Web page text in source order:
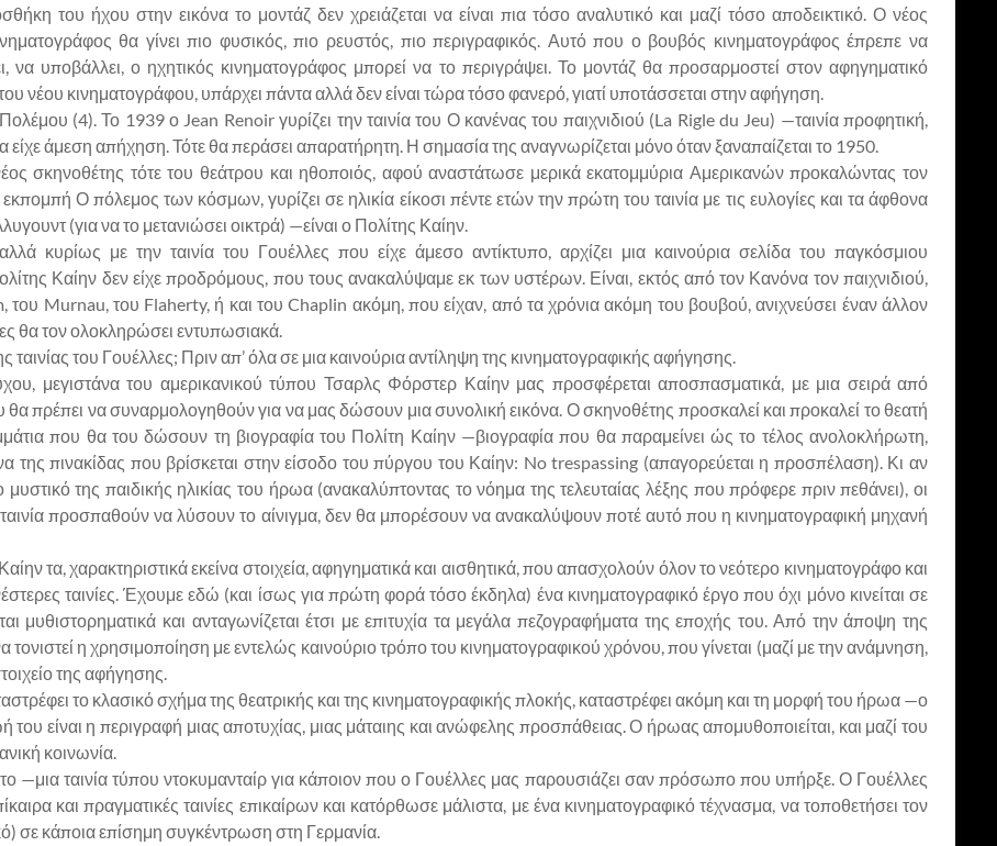
του ήχου στην εικόνα το μοντάζ δεν χρειάζεται να είναι πια τόσο αναλυτικό και μαζί τόσο αποδεικτικό. Ο νέος
θα γίνει πιο φυσικός, πιο ρευστός, πιο περιγραφικός. Αυτό που ο βουβός κινηματογράφος έπρεπε να
να υποβάλλει, ο ηχητικός κινηματογράφος μπορεί να το περιγράψει. Το μοντάζ θα προσαρμοστεί στον αφηγηματικό
νέου κινηματογράφου, υπάρχει πάντα αλλά δεν είναι τώρα τόσο φανερό, γιατί υποτάσσεται στην αφήγηση.
(4). Το 1939 ο Jean Renoir γυρίζει την ταινία του Ο κανένας του παιχνιδιού (La Rigle du Jeu) —ταινία προφητική,
άμεση απήχηση. Τότε θα περάσει απαρατήρητη. Η σημασία της αναγνωρίζεται μόνο όταν ξαναπαίζεται το 1950.
σκηνοθέτης τότε του θεάτρου και ηθοποιός, αφού αναστάτωσε μερικά εκατομμύρια Αμερικανών προκαλώντας τον
Ο πόλεμος των κόσμων, γυρίζει σε ηλικία είκοσι πέντε ετών την πρώτη του ταινία με τις ευλογίες και τα άφθονα
(για να το μετανιώσει οικτρά) —είναι ο Πολίτης Καίην.
κυρίως με την ταινία του Γουέλλες που είχε άμεσο αντίκτυπο, αρχίζει μια καινούρια σελίδα του παγκόσμιου
Καίην δεν είχε προδρόμους, που τους ανακαλύψαμε εκ των υστέρων. Είναι, εκτός από τον Κανόνα τον παιχνιδιού,
του Murnau, του Flaherty, ή και του Chaplin ακόμη, που είχαν, από τα χρόνια ακόμη του βουβού, ανιχνεύσει έναν άλλον
θα τον ολοκληρώσει εντυπωσιακά.
ταινίας του Γουέλλες; Πριν απ’ όλα σε μια καινούρια αντίληψη της κινηματογραφικής αφήγησης.
μεγιστάνα του αμερικανικού τύπου Τσαρλς Φόρστερ Καίην μας προσφέρεται αποσπασματικά, με μια σειρά από
πρέπει να συναρμολογηθούν για να μας δώσουν μια συνολική εικόνα. Ο σκηνοθέτης προσκαλεί και προκαλεί το θεατή
που θα του δώσουν τη βιογραφία του Πολίτη Καίην —βιογραφία που θα παραμείνει ώς το τέλος ανολοκλήρωτη,
της πινακίδας που βρίσκεται στην είσοδο του πύργου του Καίην: No trespassing (απαγορεύεται η προσπέλαση). Κι αν
της παιδικής ηλικίας του ήρωα (ανακαλύπτοντας το νόημα της τελευταίας λέξης που πρόφερε πριν πεθάνει), οι
προσπαθούν να λύσουν το αίνιγμα, δεν θα μπορέσουν να ανακαλύψουν ποτέ αυτό που η κινηματογραφική μηχανή
τα, χαρακτηριστικά εκείνα στοιχεία, αφηγηματικά και αισθητικά, που απασχολούν όλον το νεότερο κινηματογράφο και
ταινίες. Έχουμε εδώ (και ίσως για πρώτη φορά τόσο έκδηλα) ένα κινηματογραφικό έργο που όχι μόνο κινείται σε
μυθιστορηματικά και ανταγωνίζεται έτσι με επιτυχία τα μεγάλα πεζογραφήματα της εποχής του. Από την άποψη της
τονιστεί η χρησιμοποίηση με εντελώς καινούριο τρόπο του κινηματογραφικού χρόνου, που γίνεται (μαζί με την ανάμνηση,
της αφήγησης.
το κλασικό σχήμα της θεατρικής και της κινηματογραφικής πλοκής, καταστρέφει ακόμη και τη μορφή του ήρωα —ο
του είναι η περιγραφή μιας αποτυχίας, μιας μάταιης και ανώφελης προσπάθειας. Ο ήρωας απομυθοποιείται, και μαζί του
κοινωνία.
—μια ταινία τύπου ντοκυμανταίρ για κάποιον που ο Γουέλλες μας παρουσιάζει σαν πρόσωπο που υπήρξε. Ο Γουέλλες
και πραγματικές ταινίες επικαίρων και κατόρθωσε μάλιστα, με ένα κινηματογραφικό τέχνασμα, να τοποθετήσει τον
σε κάποια επίσημη συγκέντρωση στη Γερμανία.